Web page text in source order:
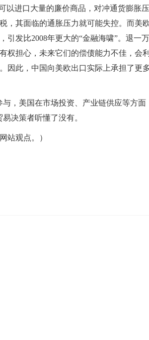
以进口大量的廉价商品，对冲通货膨胀压
，其面临的通胀压力就可能失控。而美
引发比2008年更大的“金融海啸”。退一万
权担心，未来它们的偿债能力不佳，会利
因此，中国向美欧出口实际上承担了更
，美国在市场投资、产业链供应等方面
决策者听懂了没有。
站观点。）